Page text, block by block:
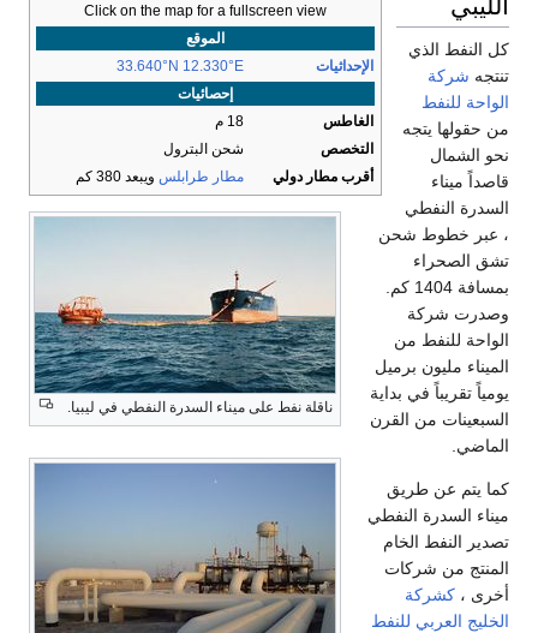
Click on the map for a fullscreen view
الموقع
الإحداثيات
33.640°N 12.330°E
إحصائيات
الغاطس
18 م
التخصص
شحن البترول
أقرب مطار دولي
مطار طرابلس ويبعد 380 كم
ناقلة نفط على ميناء السدرة النفطي في ليبيا.
كل النفط الذي
تنتجه شركة
الواحة للنفط
من حقولها يتجه
نحو الشمال
قاصداً ميناء
السدرة النفطي
، عبر خطوط شحن
تشق الصحراء
بمسافة 1404 كم.
وصدرت شركة
الواحة للنفط من
الميناء مليون برميل
يومياً تقريباً في بداية
السبعينات من القرن
الماضي.
كما يتم عن طريق
ميناء السدرة النفطي
تصدير النفط الخام
المنتج من شركات
أخرى ، كشركة
الخليج العربي للنفط